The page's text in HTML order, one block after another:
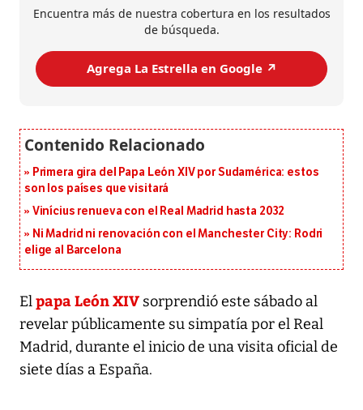
Encuentra más de nuestra cobertura en los resultados
de búsqueda.
Agrega La Estrella en Google ↗️
Primera gira del Papa León XIV por Sudamérica: estos
son los países que visitará
Vinícius renueva con el Real Madrid hasta 2032
Ni Madrid ni renovación con el Manchester City: Rodri
elige al Barcelona
Elpapa León XIV sorprendió este sábado al
revelar públicamente su simpatía por el Real
Madrid, durante el inicio de una visita oficial de
siete días a España.